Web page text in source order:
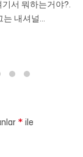
서 뭐하는거야?.
는 내셔널...
* ile